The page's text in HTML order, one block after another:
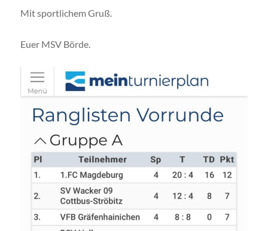
Mit sportlichem Gruß.
Euer MSV Börde.